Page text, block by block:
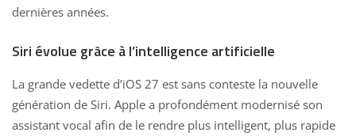
dernières années.
Siri évolue grâce à l’intelligence artificielle
La grande vedette d’iOS 27 est sans conteste la nouvelle
génération de Siri. Apple a profondément modernisé son
assistant vocal afin de le rendre plus intelligent, plus rapide